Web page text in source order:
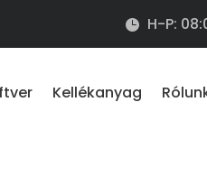
 H-P:
Kellékanyag